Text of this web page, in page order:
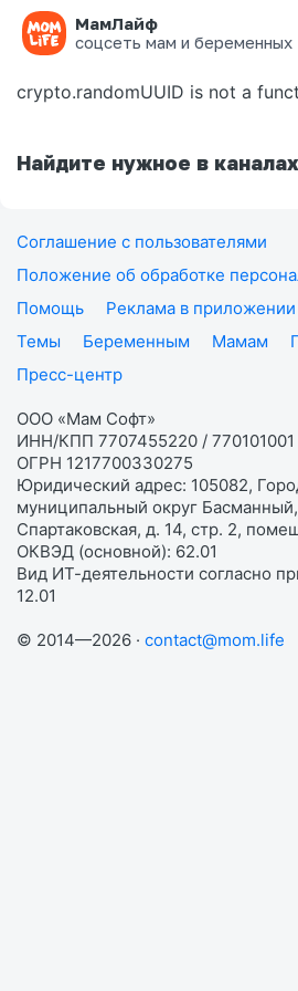
МамЛайф
соцсеть мам и беременных
Ошибка на странице
crypto.randomUUID is not a
Найдите нужное в каналах
Соглашение с пользователями
Положение об обработке
Помощь
Реклама в приложении
Темы
Беременным Мамам
Пресс-центр
ООО «Мам Софт»
ИНН/КПП 7707455220 / 770101001
ОГРН 1217700330275
Юридический адрес: 105082,
муниципальный округ
Спартаковская, д. 14, стр. 2,
ОКВЭД (основной): 62.01
Вид ИТ-деятельности согласно
12.01
© 2014—2026 · contact@mom.life